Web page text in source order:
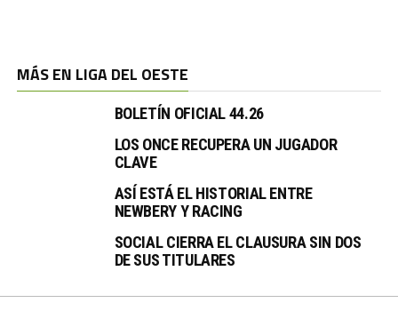
MÁS EN LIGA DEL OESTE
BOLETÍN OFICIAL 44.26
LOS ONCE RECUPERA UN JUGADOR
CLAVE
ASÍ ESTÁ EL HISTORIAL ENTRE
NEWBERY Y RACING
SOCIAL CIERRA EL CLAUSURA SIN DOS
DE SUS TITULARES